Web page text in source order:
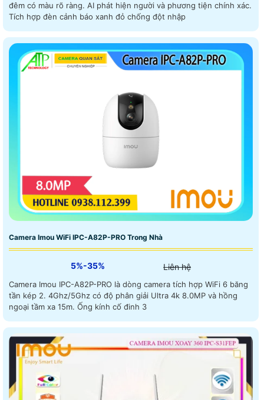
đêm có màu rõ ràng. AI phát hiện người và phương tiện chính xác.
Tích hợp đèn cảnh báo xanh đỏ chống đột nhập
Camera Imou WiFi IPC-A82P-PRO Trong Nhà
5%-35% Liên hệ
Camera Imou IPC-A82P-PRO là dòng camera tích hợp WiFi 6 băng
tần kép 2. 4Ghz/5Ghz có độ phân giải Ultra 4k 8.0MP và hồng
ngoại tầm xa 15m. Ống kính cố đinh 3